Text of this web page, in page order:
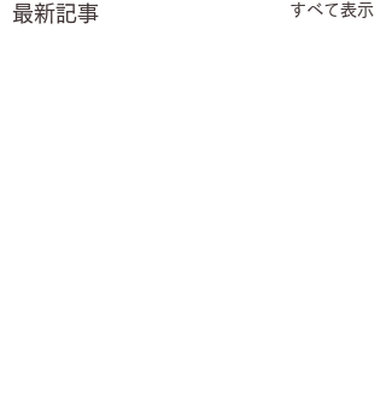
最新記事 すべて表示